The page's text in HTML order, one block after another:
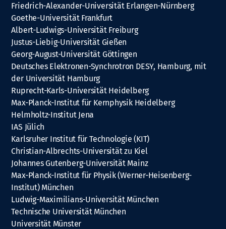
Friedrich-Alexander-Universität Erlangen-Nürnberg
Goethe-Universität Frankfurt
Albert-Ludwigs-Universität Freiburg
Justus-Liebig-Universität Gießen
Georg-August-Universität Göttingen
Deutsches Elektronen-Synchrotron DESY, Hamburg, mit
der Universität Hamburg
Ruprecht-Karls-Universität Heidelberg
Max-Planck-Institut für Kernphysik Heidelberg
Helmholtz-Institut Jena
IAS Jülich
Karlsruher Institut für Technologie (KIT)
Christian-Albrechts-Universität zu Kiel
Johannes Gutenberg-Universität Mainz
Max-Planck-Institut für Physik (Werner-Heisenberg-
Institut) München
Ludwig-Maximilians-Universität München
Technische Universität München
Universität Münster